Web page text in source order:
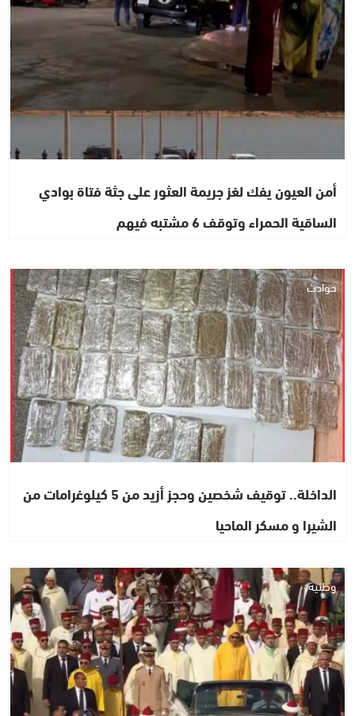
أمن العيون يفك لغز جريمة العثور على جثة فتاة بوادي
الساقية الحمراء وتوقف 6 مشتبه فيهم
حوادث
الداخلة.. توقيف شخصين وحجز أزيد من 5 كيلوغرامات من
الشيرا و مسكر الماحيا
وطنية